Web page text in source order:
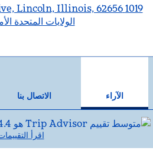
الولايات المتحدة
الآراء الاتصال بنا
اقرأ